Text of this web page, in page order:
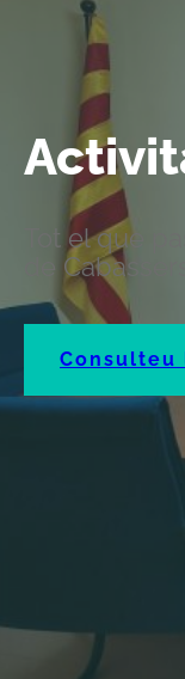
Tot el que
de
Consulteu